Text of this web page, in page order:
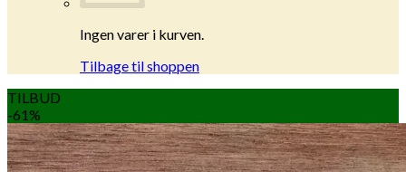
Ingen varer i kurven.
Tilbage til shoppen
TILBUD
-61%